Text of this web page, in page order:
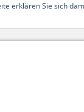
erklären Sie sich